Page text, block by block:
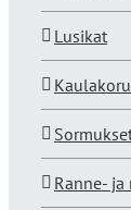
Lusikat
Ranne-